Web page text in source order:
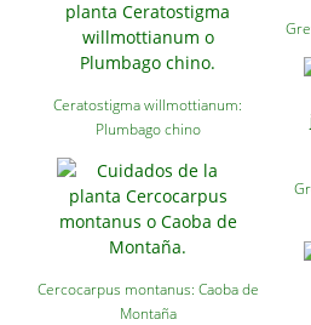
Ceratostigma willmottianum:
Plumbago chino
Cercocarpus montanus: Caoba de
Montaña